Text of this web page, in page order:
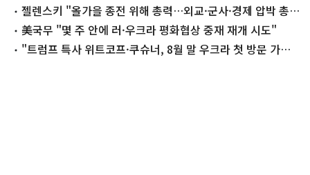
기대젤렌스키 "올가을 종전 위해 총력…외교·군사·경제 압박 총
동원"
美국무 "몇 주 안에 러·우크라 평화협상 중재 재개 시도"
"트럼프 특사 위트코프·쿠슈너, 8월 말 우크라 첫 방문 가능